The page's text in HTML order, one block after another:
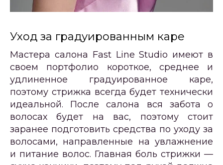
Уход за градуированным каре
Мастера салона Fast Line Studio имеют в
своем портфолио короткое, среднее и
удлиненное градуированное каре,
поэтому стрижка всегда будет технически
идеальной. После салона вся забота о
волосах будет на вас, поэтому стоит
заранее подготовить средства по уходу за
волосами, направленные на увлажнение
и питание волос. Главная боль стрижки —